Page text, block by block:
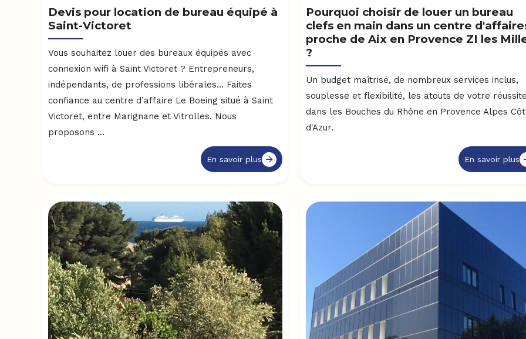
Devis pour location de bureau équipé à
Saint-Victoret
Vous souhaitez louer des bureaux équipés avec
connexion wifi à Saint Victoret ? Entrepreneurs,
indépendants, de professions libérales… Faites
confiance au centre d’affaire Le Boeing situé à Saint
Victoret, entre Marignane et Vitrolles. Nous
proposons ...
En savoir plus
Pourquoi choisir de louer un bureau
clefs en main dans un centre
proche de Aix en Provence ZI les
?
Un budget maîtrisé, de nombreux services inclus,
souplesse et flexibilité, les atouts de votre
dans les Bouches du Rhône en Provence Alpes
d'Azur.
En savoir plus